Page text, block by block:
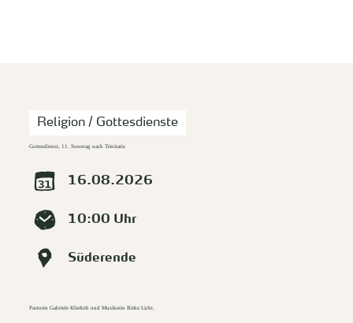
Religion / Gottesdienste
Gottesdienst, 11. Sonntag nach Trinitatis
16.08.2026
10:00 Uhr
Süderende
Pastorin Gabriele Kliefoth und Musikerin Birke Licht.